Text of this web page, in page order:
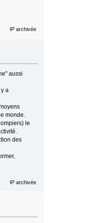
IP archivée
aussi
a
monde.
le
des
IP archivée